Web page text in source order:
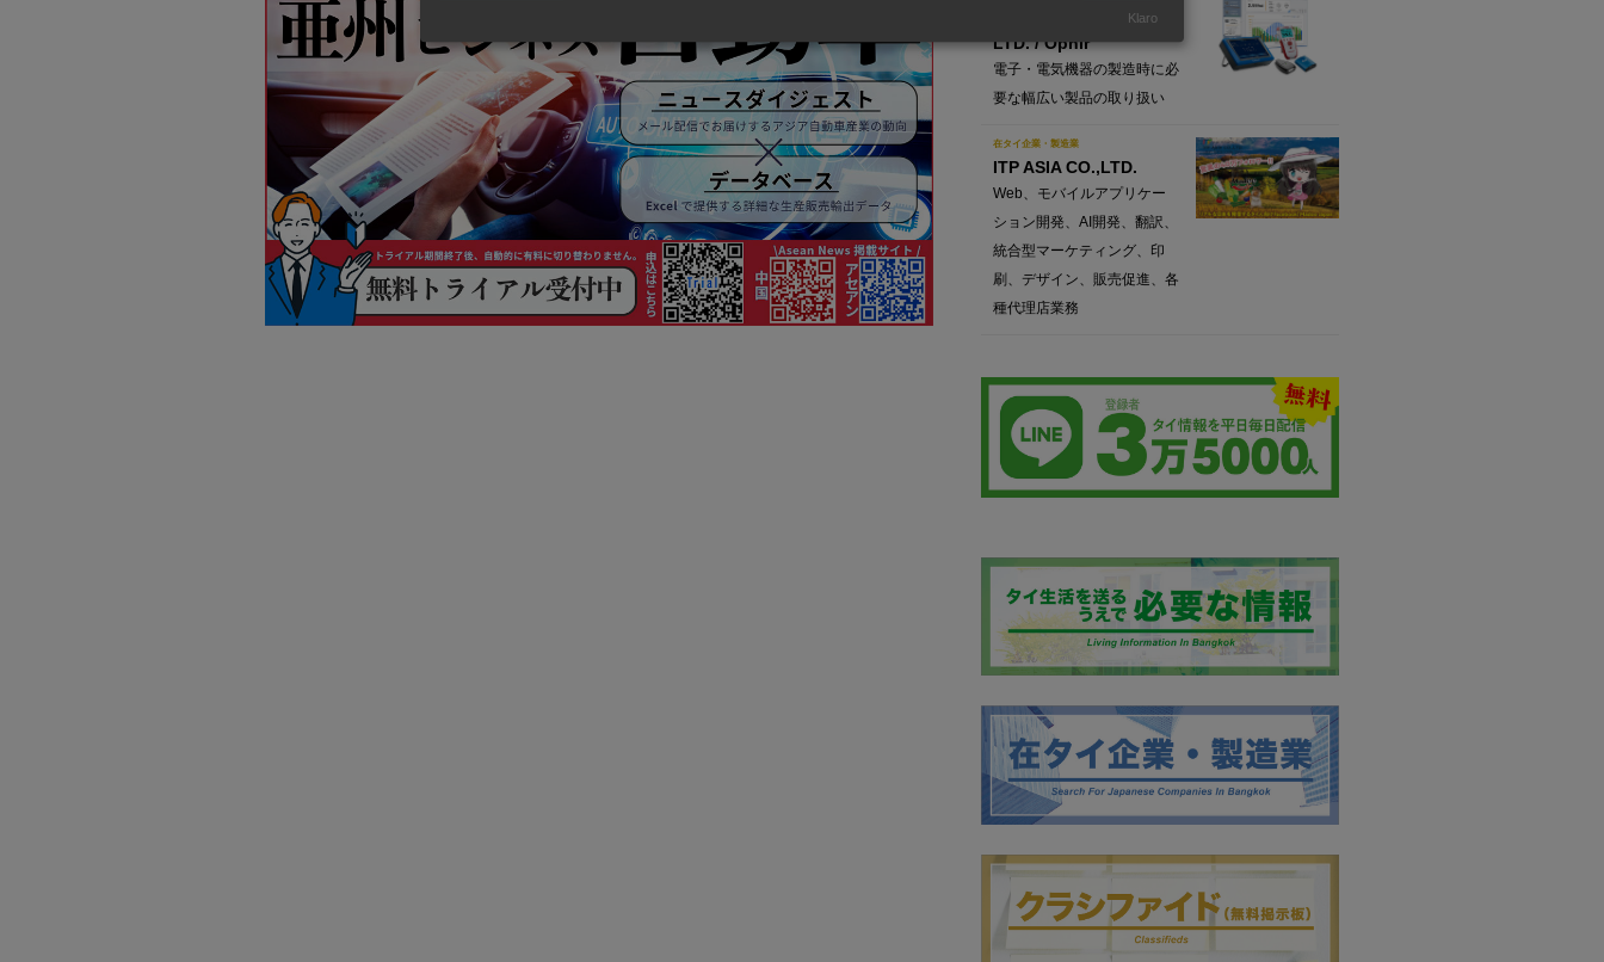
HAKUTO (THAILAND)
LTD. / Ophir
電子・電気機器の製造時に必
要な幅広い製品の取り扱い
在タイ企業・製造業
ITP ASIA CO.,LTD.
Web、モバイルアプリケー
ション開発、AI開発、翻訳、
統合型マーケティング、印
刷、デザイン、販売促進、各
種代理店業務
Klaro